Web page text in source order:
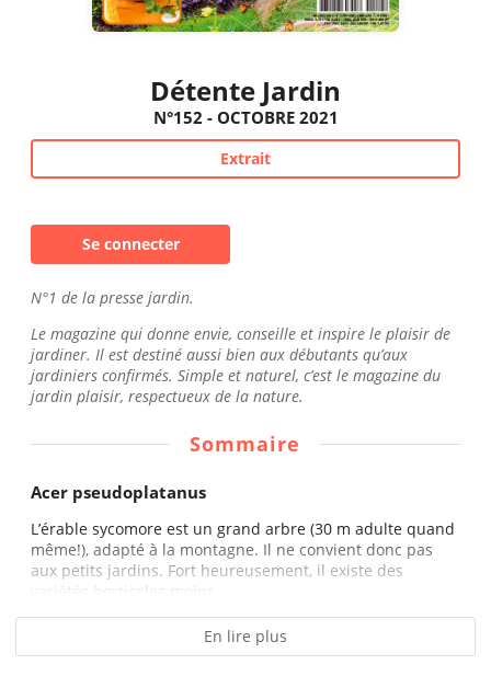
Détente Jardin
N°152 - OCTOBRE 2021
Extrait
Se connecter
N°1 de la presse jardin.
Le magazine qui donne envie, conseille et inspire le plaisir de
jardiner. Il est destiné aussi bien aux débutants qu’aux
jardiniers confirmés. Simple et naturel, c’est le magazine du
jardin plaisir, respectueux de la nature.
Sommaire
Acer pseudoplatanus
L’érable sycomore est un grand arbre (30 m adulte quand
même!), adapté à la montagne. Il ne convient donc pas
aux petits jardins. Fort heureusement, il existe des
variétés horticoles moins...
En lire plus